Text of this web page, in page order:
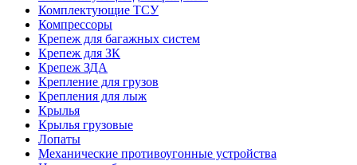
Комплектующие ТСУ
Компрессоры
Крепеж для багажных систем
Крепеж для ЗК
Крепеж ЗДА
Крепление для грузов
Крепления для лыж
Крылья
Крылья грузовые
Лопаты
Механические противоугонные устройства